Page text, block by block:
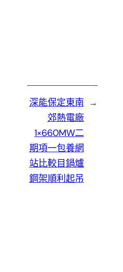
→
深能保定東南
郊熱電廠
1×660MW二
期項一包養網
站比較目鍋爐
鋼架順利起吊